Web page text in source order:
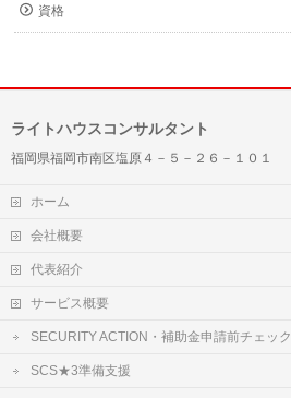
資格
ライトハウスコンサルタント
福岡県福岡市南区塩原４－５－２６－１０１
ホーム
会社概要
代表紹介
サービス概要
SECURITY ACTION・補助金申請前チェック
SCS★3準備支援